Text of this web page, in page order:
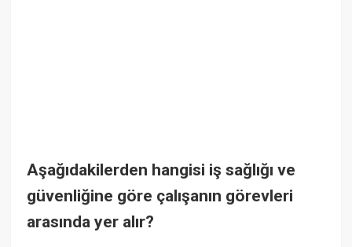
Aşağıdakilerden hangisi iş sağlığı ve
güvenliğine göre çalışanın görevleri
arasında yer alır?